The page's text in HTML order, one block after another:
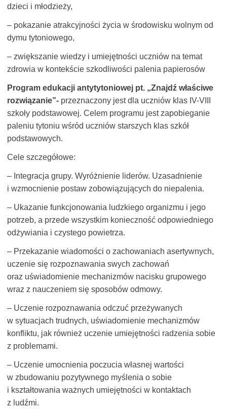
dzieci i młodzieży,
– pokazanie atrakcyjności życia w środowisku wolnym od
dymu tytoniowego,
– zwięk­szanie wiedzy i umiejętności uczniów na temat
zdrowia w kon­tekście szkodliwości palenia papierosów
Program edukacji antytytoniowej pt. „Znajdź właściwe
rozwiązanie”- przeznaczony jest dla uczniów klas IV-VIII
szkoły podstawowej. Celem programu jest zapobieganie
paleniu tytoniu wśród uczniów starszych klas szkół
podstawowych.
Cele szczegółowe:
– Integracja grupy. Wyróżnienie liderów. Uzasadnienie
i wzmocnienie postaw zobowiązujących do niepalenia.
– Ukazanie funkcjonowania ludzkiego organizmu i jego
potrzeb, a przede wszystkim konieczność odpowiedniego
odżywiania i czystego powietrza.
– Przekazanie wiadomości o zachowaniach asertywnych,
uczenie się rozpoznawania swych zachowań
oraz uświadomienie mechanizmów nacisku grupowego
wraz z nauczeniem się sposobów odmowy.
– Uczenie rozpoznawania odczuć przeżywanych
w sytuacjach trudnych, uświadomienie mechanizmów
konfliktu, jak również uczenie umiejętności radzenia sobie
z problemami.
– Uczenie umocnienia poczucia własnej wartości
w zbudowaniu pozytywnego myślenia o sobie
i kształtowania ważnych umiejętności w kontaktach
z ludźmi.